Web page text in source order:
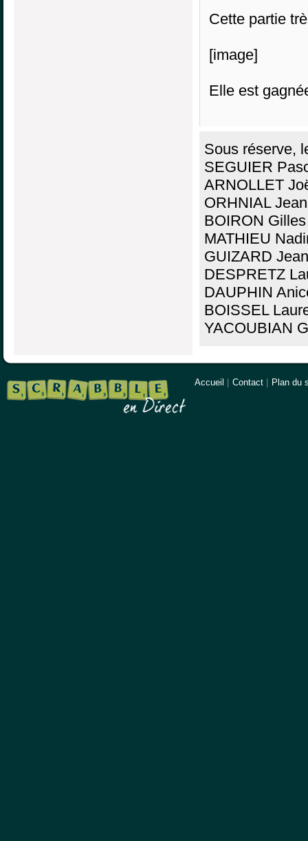
Cette partie
[image]
Elle est
Sous réserve,
SEGUIER
ARNOLLET
ORHNIAL
BOIRON
MATHIEU
GUIZARD
DESPRETZ
DAUPHIN
BOISSEL
YACOUBIAN
Accueil Contact Plan du